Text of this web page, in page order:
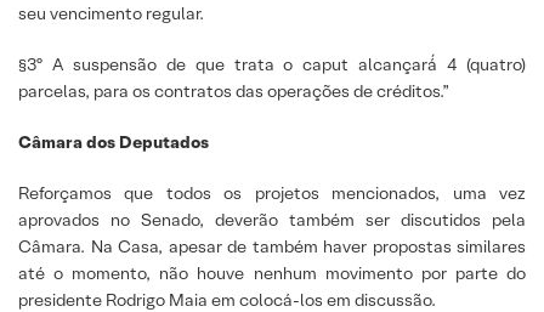
seu vencimento regular.
§3º A suspensão de que trata o caput alcançará́ 4 (quatro)
parcelas, para os contratos das operações de créditos.”
Câmara dos Deputados
Reforçamos que todos os projetos mencionados, uma vez
aprovados no Senado, deverão também ser discutidos pela
Câmara. Na Casa, apesar de também haver propostas similares
até o momento, não houve nenhum movimento por parte do
presidente Rodrigo Maia em colocá-los em discussão.